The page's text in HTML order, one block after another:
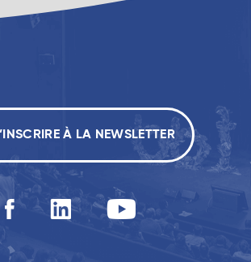
À LA NEWSLETTER